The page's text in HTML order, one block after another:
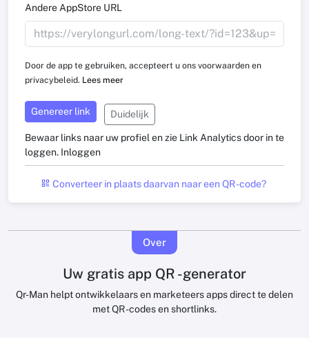
Andere AppStore URL
Door de app te gebruiken, accepteert u ons voorwaarden en
privacybeleid. Lees meer
Genereer link Duidelijk
Bewaar links naar uw profiel en zie Link Analytics door in te
loggen. Inloggen
Converteer in plaats daarvan naar een QR -code?
Over
Uw gratis app QR -generator
Qr-Man helpt ontwikkelaars en marketeers apps direct te delen
met QR -codes en shortlinks.